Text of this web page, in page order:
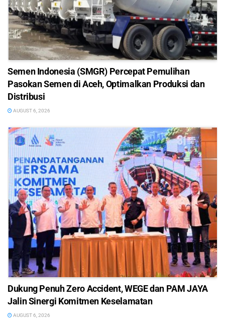
Semen Indonesia (SMGR) Percepat Pemulihan
Pasokan Semen di Aceh, Optimalkan Produksi dan
Distribusi
AUGUST 6, 2026
Dukung Penuh Zero Accident, WEGE dan PAM JAYA
Jalin Sinergi Komitmen Keselamatan
AUGUST 6, 2026